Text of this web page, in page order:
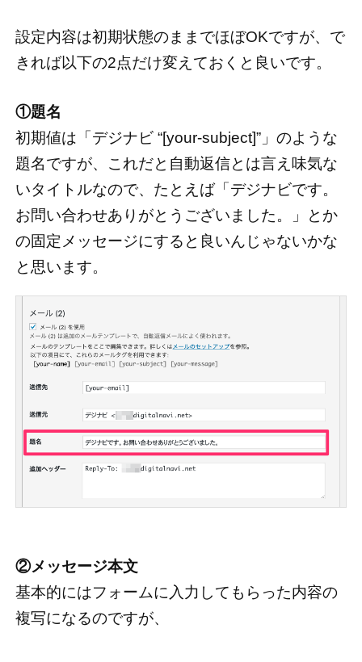
設定内容は初期状態のままでほぼOKですが、で
きれば以下の2点だけ変えておくと良いです。
①題名
初期値は「デジナビ “[your-subject]”」のような
題名ですが、これだと自動返信とは言え味気な
いタイトルなので、たとえば「デジナビです。
お問い合わせありがとうございました。」とか
の固定メッセージにすると良いんじゃないかな
と思います。
②メッセージ本文
基本的にはフォームに入力してもらった内容の
複写になるのですが、